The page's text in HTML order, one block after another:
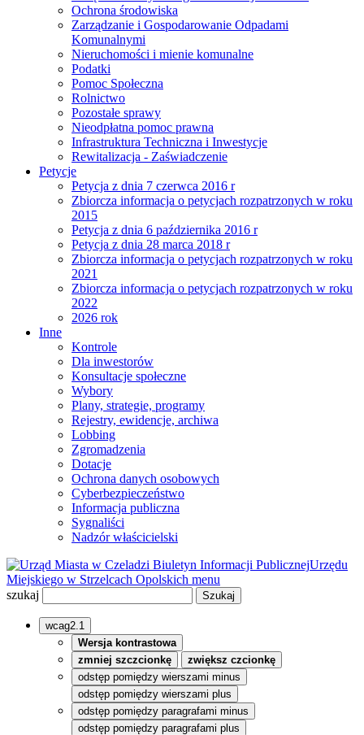
Ochrona środowiska
Zarządzanie i Gospodarowanie Odpadami
Komunalnymi
Nieruchomości i mienie komunalne
Podatki
Pomoc Społeczna
Rolnictwo
Pozostałe sprawy
Nieodpłatna pomoc prawna
Infrastruktura Techniczna i Inwestycje
Rewitalizacja - Zaświadczenie
Petycje
Petycja z dnia 7 czerwca 2016 r
Zbiorcza informacja o petycjach rozpatrzonych w roku
2015
Petycja z dnia 6 października 2016 r
Petycja z dnia 28 marca 2018 r
Zbiorcza informacja o petycjach rozpatrzonych w roku
2021
Zbiorcza informacja o petycjach rozpatrzonych w roku
2022
2026 rok
Inne
Kontrole
Dla inwestorów
Konsultacje społeczne
Wybory
Plany, strategie, programy
Rejestry, ewidencje, archiwa
Lobbing
Zgromadzenia
Dotacje
Ochrona danych osobowych
Cyberbezpieczeństwo
Informacja publiczna
Sygnaliści
Nadzór właścicielski
Biuletyn Informacji PublicznejUrzędu
Miejskiego w Strzelcach Opolskich menu
szukaj
wcag2.1
Wersja kontrastowa
zmniej szczcionkę
zwiększ czcionkę
odstęp pomiędzy wierszami minus
odstęp pomiędzy wierszami plus
odstęp pomiędzy paragrafami minus
odstęp pomiędzy paragrafami plus